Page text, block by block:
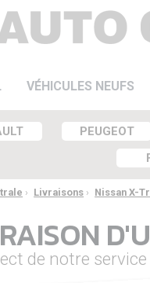
VÉHICULES NEUFS
PEUGEOT
› Livraisons › Nissan X-
de notre